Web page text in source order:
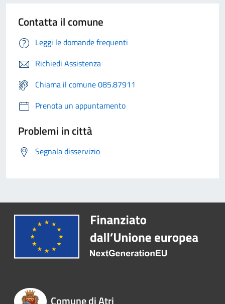
Contatta il comune
Leggi le domande frequenti
Richiedi Assistenza
Chiama il comune 085.87911
Prenota un appuntamento
Problemi in città
Segnala disservizio
Comune di Atri